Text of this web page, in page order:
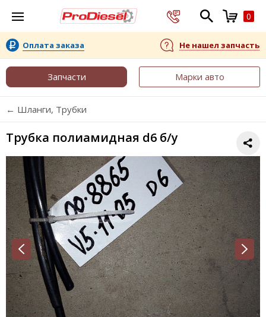
0
Оплата заказа Не нашел запчасть
Запчасти Марки авто
← Шланги, Трубки
Трубка полиамидная d6 б/у